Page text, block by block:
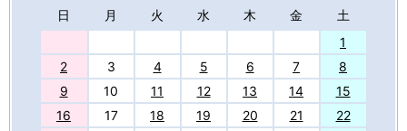
日 月 火 水 木 金
土
1
2
3 4 5 6 7
8
9
10 11 12 13 14
15
16
17 18 19 20 21
22